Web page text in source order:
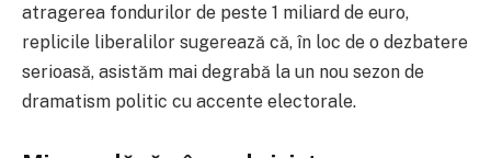
atragerea fondurilor de peste 1 miliard de euro,
replicile liberalilor sugerează că, în loc de o dezbatere
serioasă, asistăm mai degrabă la un nou sezon de
dramatism politic cu accente electorale.